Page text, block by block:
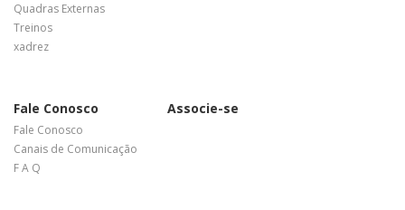
Quadras Externas
Treinos
xadrez
Fale Conosco
Fale Conosco
Canais de Comunicação
F A Q
Associe-se